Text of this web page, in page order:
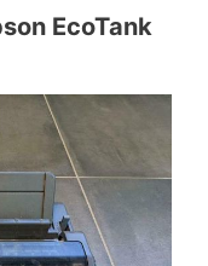
EcoTank